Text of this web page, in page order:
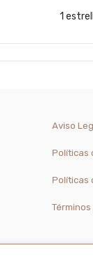
1
Aviso
Políticas
Políticas